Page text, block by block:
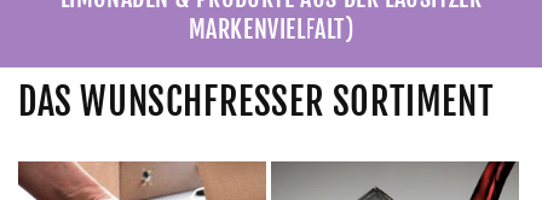
MARKENVIELFALT)
DAS WUNSCHFRESSER SORTIMENT